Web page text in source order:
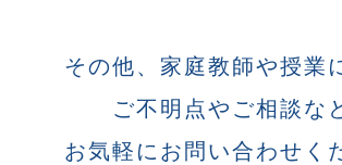
その他、家庭教師や授業
ご不明点やご相談な
お気軽にお問い合わせく